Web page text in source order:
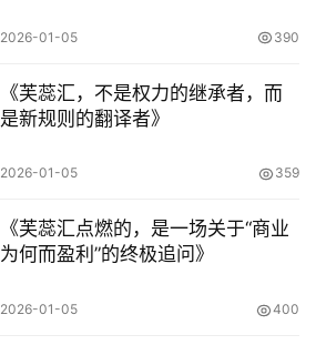
2026-01-05 390
《芙蕊汇，不是权力的继承者，而
是新规则的翻译者》
2026-01-05 359
《芙蕊汇点燃的，是一场关于“商业
为何而盈利”的终极追问》
2026-01-05 400